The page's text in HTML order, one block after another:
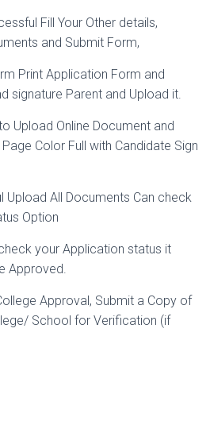
Fill Your Other details,
and Submit Form,
Print Application Form and
signature Parent and Upload it.
Upload Online Document and
Color Full with Candidate Sign
Upload All Documents Can check
Option
your Application status it
Approved.
Approval, Submit a Copy of
School for Verification (if